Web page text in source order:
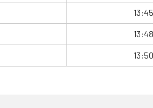
13:45
13:48
13:50